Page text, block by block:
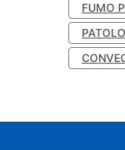
FUMO